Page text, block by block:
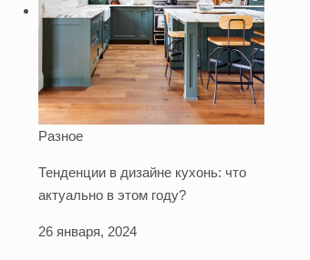
Разное
Тенденции в дизайне кухонь: что
актуально в этом году?
26 января, 2024